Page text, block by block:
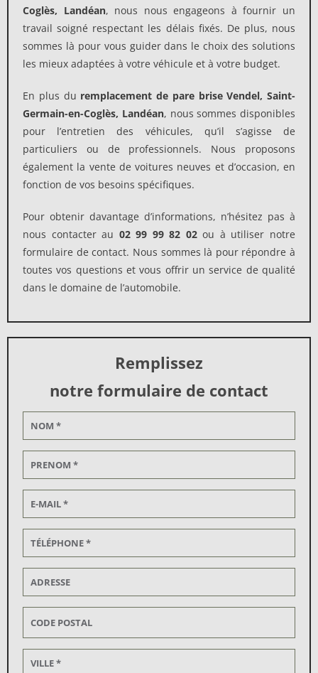
Coglès, Landéan, nous nous engageons à fournir un
travail soigné respectant les délais fixés. De plus, nous
sommes là pour vous guider dans le choix des solutions
les mieux adaptées à votre véhicule et à votre budget.
En plus du remplacement de pare brise Vendel, Saint-
Germain-en-Coglès, Landéan, nous sommes disponibles
pour l’entretien des véhicules, qu’il s’agisse de
particuliers ou de professionnels. Nous proposons
également la vente de voitures neuves et d’occasion, en
fonction de vos besoins spécifiques.
Pour obtenir davantage d’informations, n’hésitez pas à
nous contacter au 02 99 99 82 02ou à utiliser notre
formulaire de contact. Nous sommes là pour répondre à
toutes vos questions et vous offrir un service de qualité
dans le domaine de l’automobile.
Remplissez
notre formulaire de contact